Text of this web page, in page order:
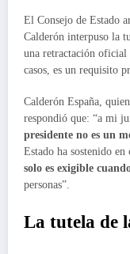
El Consejo de Estado
Calderón interpuso la
una retractación oficial
casos, es un requisito
Calderón España,
respondió que: “a mi
presidente no es un
Estado ha sostenido en
solo es exigible
personas”.
La tutela de